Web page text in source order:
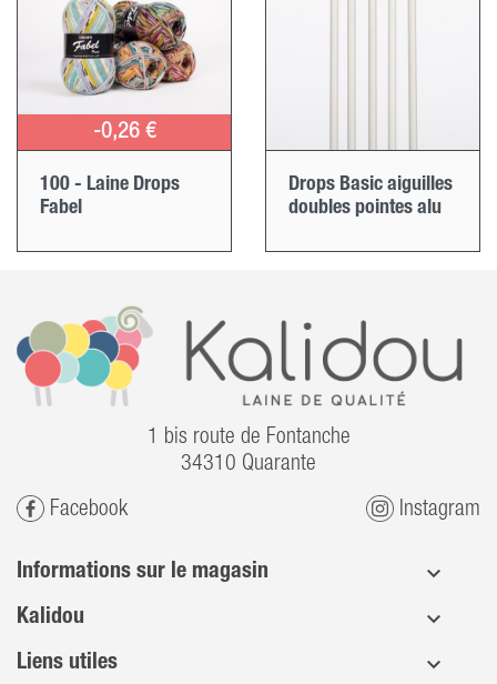
-0,26 €
100 - Laine Drops
Fabel
Drops Basic aiguilles
doubles pointes alu
1 bis route de Fontanche
34310 Quarante
Facebook Instagram
Informations sur le magasin
Kalidou
Liens utiles